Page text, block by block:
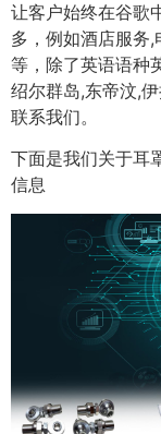
让客户始终在谷歌
多，例如酒店服务
等，除了英语语种
绍尔群岛,东帝汶,
联系我们。
下面是我们关于耳
信息